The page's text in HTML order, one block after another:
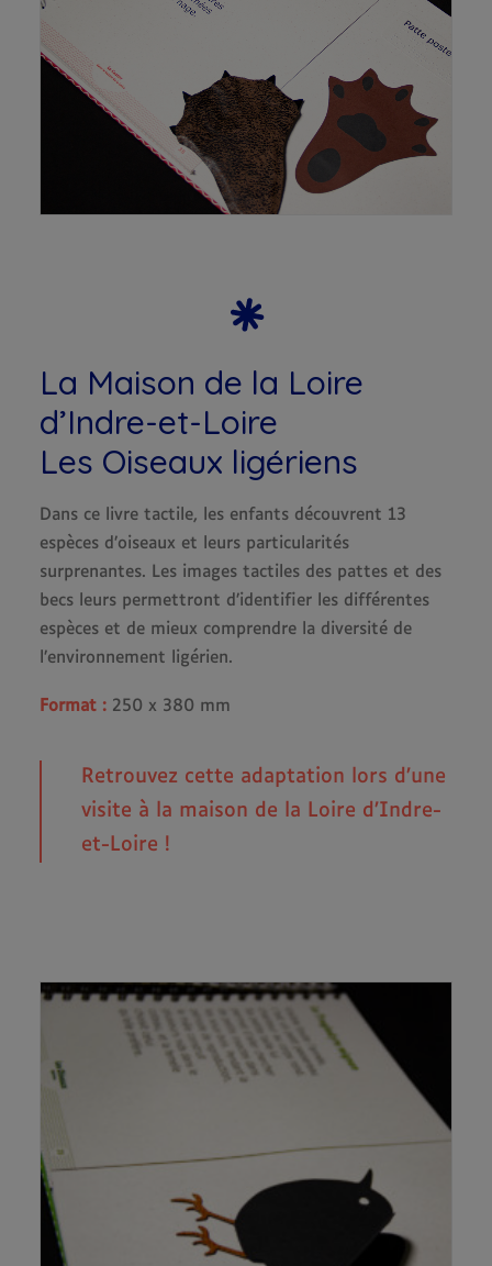
La Maison de la Loire
d’Indre-et-Loire
Les Oiseaux ligériens
Dans ce livre tactile, les enfants découvrent 13
espèces d’oiseaux et leurs particularités
surprenantes. Les images tactiles des pattes et des
becs leurs permettront d’identifier les différentes
espèces et de mieux comprendre la diversité de
l’environnement ligérien.
Format : 250 x 380 mm
Retrouvez cette adaptation lors d’une
visite à la maison de la Loire d’Indre-
et-Loire !